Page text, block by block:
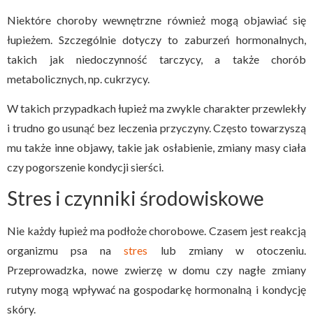
Niektóre choroby wewnętrzne również mogą objawiać się
łupieżem. Szczególnie dotyczy to zaburzeń hormonalnych,
takich jak niedoczynność tarczycy, a także chorób
metabolicznych, np. cukrzycy.
W takich przypadkach łupież ma zwykle charakter przewlekły
i trudno go usunąć bez leczenia przyczyny. Często towarzyszą
mu także inne objawy, takie jak osłabienie, zmiany masy ciała
czy pogorszenie kondycji sierści.
Stres i czynniki środowiskowe
Nie każdy łupież ma podłoże chorobowe. Czasem jest reakcją
organizmu psa nastres lub zmiany w otoczeniu.
Przeprowadzka, nowe zwierzę w domu czy nagłe zmiany
rutyny mogą wpływać na gospodarkę hormonalną i kondycję
skóry.